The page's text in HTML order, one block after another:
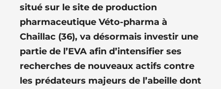
situé sur le site de production
pharmaceutique Véto-pharma à
Chaillac (36), va désormais investir une
partie de l’EVA afin d’intensifier ses
recherches de nouveaux actifs contre
les prédateurs majeurs de l’abeille dont